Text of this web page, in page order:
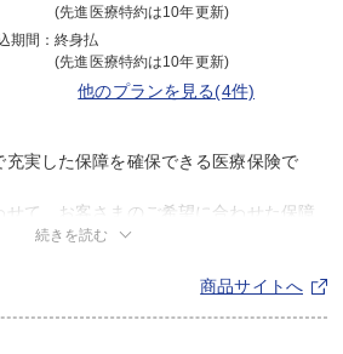
(先進医療特約は10年更新)
期間：終身払
(先進医療特約は10年更新)
他のプランを見る(4件)
充実した保障を確保できる医療保険で
せて、お客さまのご希望に合わせた保障
ができます。
症によってこれまで医療保険に入れなか
ける可能性があります。
格等がSBI生命の定める基準を満たす
続きを読む
商品サイトへ